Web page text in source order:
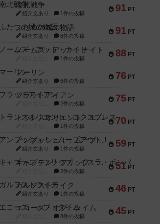
91 PT
南北戦争
紹介文あり 1件の投稿
91 PT
ふたつの城の物語
紹介文あり 6件の投稿
88 PT
ノームズ・アット・ナイト
1件の投稿
76 PT
マーリン
紹介文あり 6件の投稿
75 PT
フラットアイアン
2件の投稿
70 PT
トランスオリエント・エクスプレス
1件の投稿
59 PT
アンブッシュ！：ムーブアウト！
紹介文あり 1件の投稿
51 PT
キャプテン・フリップ：イスラ・ボンバ
2件の投稿
46 PT
ガルフストライク
紹介文あり 1件の投稿
45 PT
エコーズ・オブ・タイム
8件の投稿